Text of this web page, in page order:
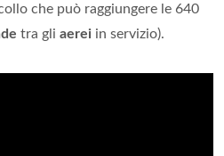
che può raggiungere le 640
tra gli aerei in servizio).